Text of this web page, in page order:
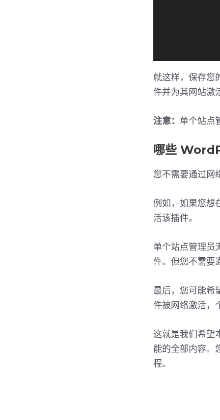
就这样，保存您
件并为其网站激
注意： 单个站点
哪些
您不需要通过网
例如，如果您想
活该插件。
单个站点管理员
件。但您不需要
最后，您可能希
件被网络激活，
这就是我们希望
能的全部内容。
程。